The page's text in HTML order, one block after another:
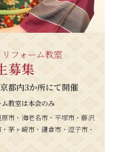
フォーム教室
募集
都内3か所にて開催
教室は本会のみ
市・海老名市・平塚市・藤沢
茅ヶ崎市・鎌倉市・逗子市・